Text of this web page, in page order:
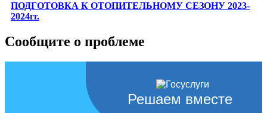
ПОДГОТОВКА К ОТОПИТЕЛЬНОМУ СЕЗОНУ 2023-
2024гг.
Сообщите о проблеме
Решаем вместе